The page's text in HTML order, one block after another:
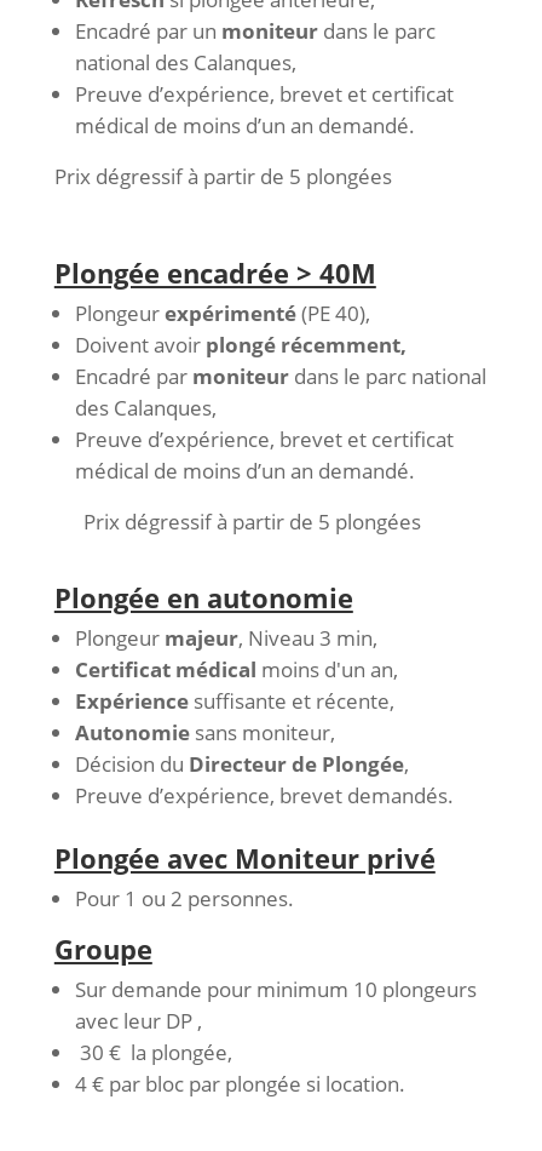
Encadré par un moniteurdans le parc
national des Calanques,
Preuve d’expérience, brevet et certificat
médical de moins d’un an demandé.
Prix dégressif à partir de 5 plongées
Plongée encadrée > 40M
Plongeurexpérimenté(PE 40),
Doivent avoir plongé récemment,
Encadré par moniteurdans le parc national
des Calanques,
Preuve d’expérience, brevet et certificat
médical de moins d’un an demandé.
Prix dégressif à partir de 5 plongées
Plongée en autonomie
Plongeur majeur, Niveau 3 min,
Certificat médical moins d'un an,
Expériencesuffisante et récente,
Autonomiesans moniteur,
Décision du Directeur de Plongée,
Preuve d’expérience, brevet demandés.
Plongée avec Moniteur privé
Pour 1 ou 2 personnes.
Groupe
Sur demande pour minimum 10 plongeurs
avec leur DP ,
30 € la plongée,
4 € par bloc par plongée si location.